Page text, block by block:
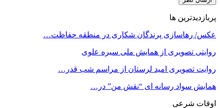
پربازدیدترین ها
عکس/ رهاسازی پرندگان شکاری در منطقه حفاظت…
روایتی تصویری از همایش ملی سیره علوی
روایت تصویری امید لرستان از مراسم شب قدر…
همایش سواد رسانه ای “نقش من” در…
اوقات شرعی